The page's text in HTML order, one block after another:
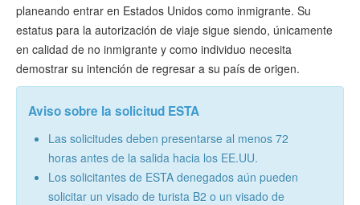
planeando entrar en Estados Unidos como inmigrante. Su
estatus para la autorización de viaje sigue siendo, únicamente
en calidad de no inmigrante y como individuo necesita
demostrar su intención de regresar a su país de origen.
Aviso sobre la solicitud ESTA
Las solicitudes deben presentarse al menos 72
horas antes de la salida hacia los EE.UU.
Los solicitantes de ESTA denegados aún pueden
solicitar un visado de turista B2 o un visado de